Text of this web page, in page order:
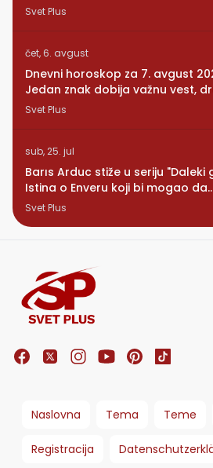
Svet Plus
čet, 6. avgust
Dnevni horoskop za 7. avgust
Jedan znak dobija važnu vest,
se vraća osoba iz prošlosti
Svet Plus
sub, 25. jul
Barıs Arduc stiže u seriju "Daleki
Istina o Enveru koji bi mogao da
promeni sve
Svet Plus
Naslovna Tema Teme
Registracija